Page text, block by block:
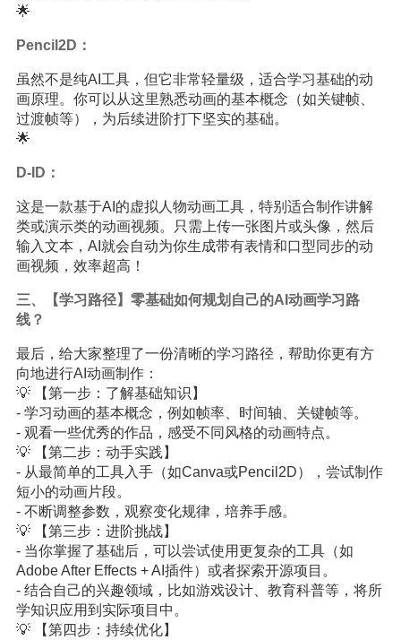
🌟
Pencil2D：
虽然不是纯AI工具，但它非常轻量级，适合学习基础的动
画原理。你可以从这里熟悉动画的基本概念（如关键帧、
过渡帧等），为后续进阶打下坚实的基础。
🌟
D-ID：
这是一款基于AI的虚拟人物动画工具，特别适合制作讲解
类或演示类的动画视频。只需上传一张图片或头像，然后
输入文本，AI就会自动为你生成带有表情和口型同步的动
画视频，效率超高！
三、【学习路径】零基础如何规划自己的AI动画学习路
线？
最后，给大家整理了一份清晰的学习路径，帮助你更有方
向地进行AI动画制作：
💡 【第一步：了解基础知识】
- 学习动画的基本概念，例如帧率、时间轴、关键帧等。
- 观看一些优秀的作品，感受不同风格的动画特点。
💡 【第二步：动手实践】
- 从最简单的工具入手（如Canva或Pencil2D），尝试制作
短小的动画片段。
- 不断调整参数，观察变化规律，培养手感。
💡 【第三步：进阶挑战】
- 当你掌握了基础后，可以尝试使用更复杂的工具（如
Adobe After Effects + AI插件）或者探索开源项目。
- 结合自己的兴趣领域，比如游戏设计、教育科普等，将所
学知识应用到实际项目中。
💡 【第四步：持续优化】